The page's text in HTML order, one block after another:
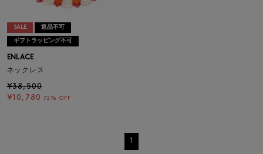
SALE 返品不可
ギフトラッピング不可
ENLACE
ネックレス
¥38,500
¥10,780 72% OFF
1